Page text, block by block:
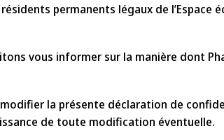
permanents légaux de l’Espace
vous informer sur la manière dont
la présente déclaration de
de toute modification éventuelle.